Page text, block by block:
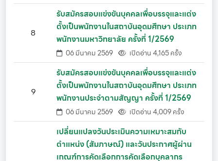
8
รับสมัครสอบแข่งขันบุคคลเพื่อบรรจุและแต่ง
ตั้งเป็นพนักงานในสถาบันอุดมศึกษา ประเภท
พนักงานมหาวิทยาลัย ครั้งที่ 1/2569
06 มีนาคม 2569 เปิดอ่าน 4,165 ครั้ง
9
รับสมัครสอบแข่งขันบุคคลเพื่อบรรจุและแต่ง
ตั้งเป็นพนักงานในสถาบันอุดมศึกษา ประเภท
พนักงานประจำตามสัญญา ครั้งที่ 1/2569
06 มีนาคม 2569 เปิดอ่าน 4,009 ครั้ง
เปลี่ยนแปลงวันประเมินความเหมาะสมกับ
ตำแหน่ง (สัมภาษณ์) และวันประกาศผู้ผ่าน
เกณฑ์การคัดเลือกการคัดเลือกบุคลากร